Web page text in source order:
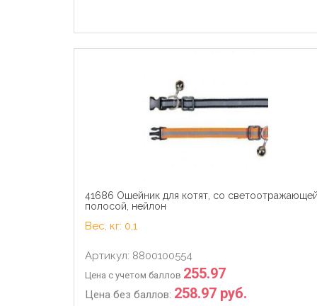
41686 Ошейник для котят, со
полосой, нейлон
Вес, кг: 0,1
Артикул: 8800100554
Цена с учетом баллов 255.97
Цена без баллов: 258.97 руб.